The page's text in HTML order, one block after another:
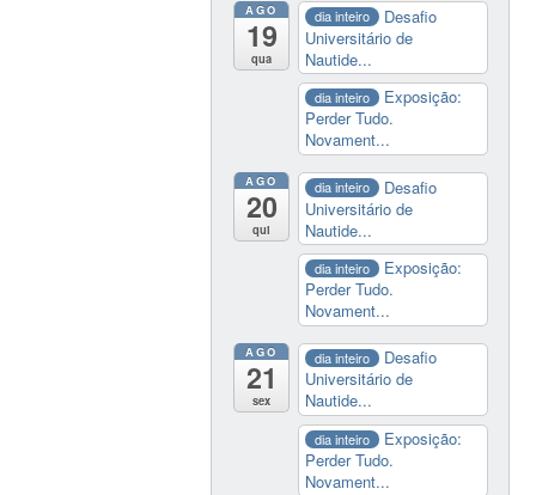
AGO
19
qua
dia inteiro
Desafio
Universitário de
Nautide...
dia inteiro
Exposição:
Perder Tudo.
Novament...
AGO
20
qui
dia inteiro
Desafio
Universitário de
Nautide...
dia inteiro
Exposição:
Perder Tudo.
Novament...
AGO
21
sex
dia inteiro
Desafio
Universitário de
Nautide...
dia inteiro
Exposição:
Perder Tudo.
Novament...